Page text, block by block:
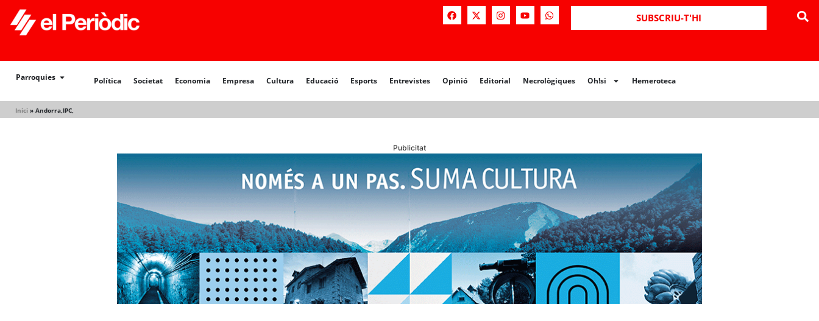
SUBSCRIU-T'HI
Parroquies Política Societat Economia Empresa Cultura Educació Esports Entrevistes Opinió Editorial Necrològiques Oh!si Hemeroteca
Inici » Andorra,IPC,
Política Societat Opinió Editorial Necrològiques Hemeroteca
Publicitat